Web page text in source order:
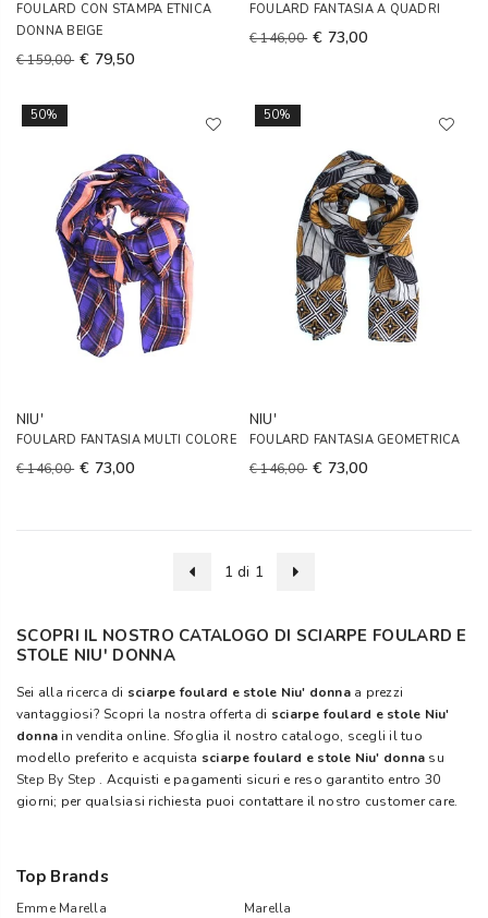
FOULARD CON STAMPA ETNICA
DONNA BEIGE
€ 159,00 € 79,50
FOULARD FANTASIA A QUADRI
€ 146,00 € 73,00
50%
NIU'
FOULARD FANTASIA MULTI COLORE
€ 146,00 € 73,00
50%
NIU'
FOULARD FANTASIA GEOMETRICA
€ 146,00 € 73,00
1 di 1
SCOPRI IL NOSTRO CATALOGO DI SCIARPE FOULARD E
STOLE NIU' DONNA
Sei alla ricerca di sciarpe foulard e stole Niu' donna a prezzi
vantaggiosi? Scopri la nostra offerta di sciarpe foulard e stole Niu'
donna in vendita online. Sfoglia il nostro catalogo, scegli il tuo
modello preferito e acquista sciarpe foulard e stole Niu' donna su
Step By Step . Acquisti e pagamenti sicuri e reso garantito entro 30
giorni; per qualsiasi richiesta puoi contattare il nostro customer care.
Top Brands
Emme Marella
Marella